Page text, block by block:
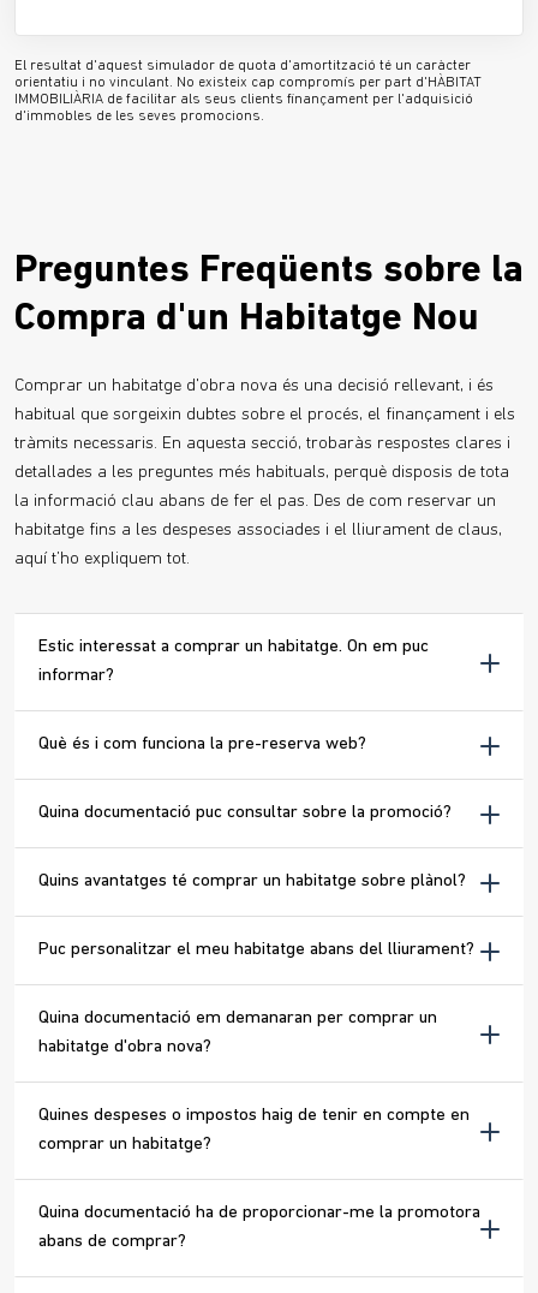
El resultat d'aquest simulador de quota d'amortització té un caràcter
orientatiu i no vinculant. No existeix cap compromís per part d'HÀBITAT
IMMOBILIÀRIA de facilitar als seus clients finançament per l'adquisició
d'immobles de les seves promocions.
Preguntes Freqüents sobre la
Compra d'un Habitatge Nou
Comprar un habitatge d'obra nova és una decisió rellevant, i és
habitual que sorgeixin dubtes sobre el procés, el finançament i els
tràmits necessaris. En aquesta secció, trobaràs respostes clares i
detallades a les preguntes més habituals, perquè disposis de tota
la informació clau abans de fer el pas. Des de com reservar un
habitatge fins a les despeses associades i el lliurament de claus,
aquí t’ho expliquem tot.
Estic interessat a comprar un habitatge. On em puc
informar?
Què és i com funciona la pre-reserva web?
Quina documentació puc consultar sobre la promoció?
Quins avantatges té comprar un habitatge sobre plànol?
Puc personalitzar el meu habitatge abans del lliurament?
Quina documentació em demanaran per comprar un
habitatge d'obra nova?
Quines despeses o impostos haig de tenir en compte en
comprar un habitatge?
Quina documentació ha de proporcionar-me la promotora
abans de comprar?